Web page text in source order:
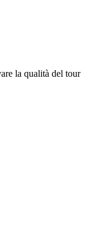
la qualità del tour